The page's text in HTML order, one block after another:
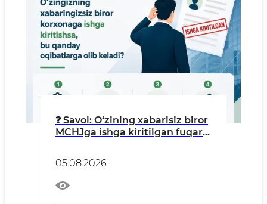
❓ Savol: O‘zining xabarisiz biror
MCHJga ishga kiritilgan fuqaro:
jamg‘armamga pul tushyapti”,
deb o‘ylashi mumkin.
05.08.2026